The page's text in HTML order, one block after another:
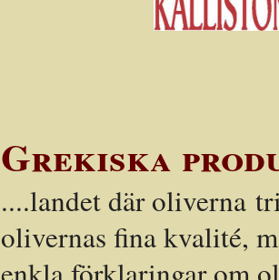
Grekiska
....landet där oliverna
olivernas fina kvalité,